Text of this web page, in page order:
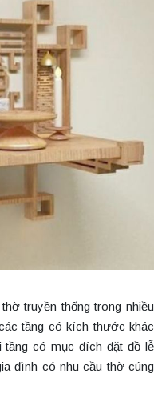
truyền thống trong nhiều
tầng có kích thước khác
tầng có mục đích đặt đồ lễ
đình có nhu cầu thờ cúng